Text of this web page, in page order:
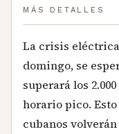
MÁS DETALLES
La crisis eléctrica
domingo, se
superará los
horario pico.
cubanos